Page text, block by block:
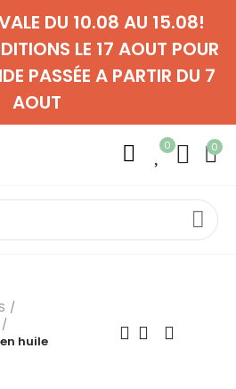
DU 10.08 AU 15.08!
LE 17 AOUT POUR
PASSÉE A PARTIR DU 7
AOUT
0 0
huile